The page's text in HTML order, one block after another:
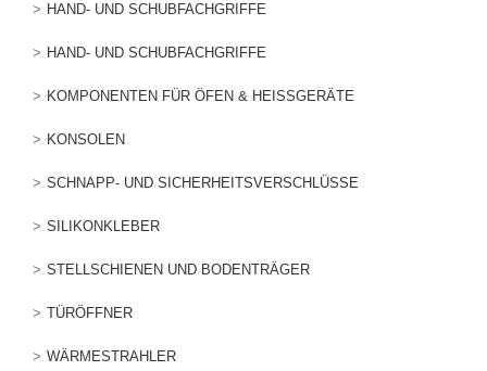
HAND- UND SCHUBFACHGRIFFE
HAND- UND SCHUBFACHGRIFFE
KOMPONENTEN FÜR ÖFEN & HEISSGERÄTE
KONSOLEN
SCHNAPP- UND SICHERHEITSVERSCHLÜSSE
SILIKONKLEBER
STELLSCHIENEN UND BODENTRÄGER
TÜRÖFFNER
WÄRMESTRAHLER